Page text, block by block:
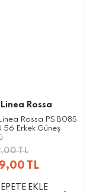
Rossa
Rossa PS B08S
56 Erkek Güneş
TL
TL
EKLE